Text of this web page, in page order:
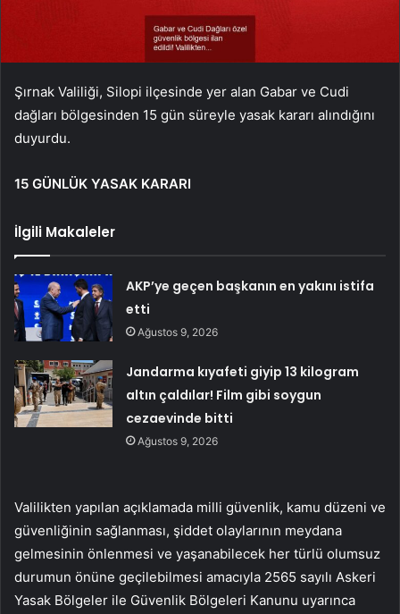
Şırnak Valiliği, Silopi ilçesinde yer alan Gabar ve Cudi
dağları bölgesinden 15 gün süreyle yasak kararı alındığını
duyurdu.
15 GÜNLÜK YASAK KARARI
İlgili Makaleler
AKP’ye geçen başkanın en yakını istifa
etti
Ağustos 9, 2026
Jandarma kıyafeti giyip 13 kilogram
altın çaldılar! Film gibi soygun
cezaevinde bitti
Ağustos 9, 2026
Valilikten yapılan açıklamada milli güvenlik, kamu düzeni ve
güvenliğinin sağlanması, şiddet olaylarının meydana
gelmesinin önlenmesi ve yaşanabilecek her türlü olumsuz
durumun önüne geçilebilmesi amacıyla 2565 sayılı Askeri
Yasak Bölgeler ile Güvenlik Bölgeleri Kanunu uyarınca